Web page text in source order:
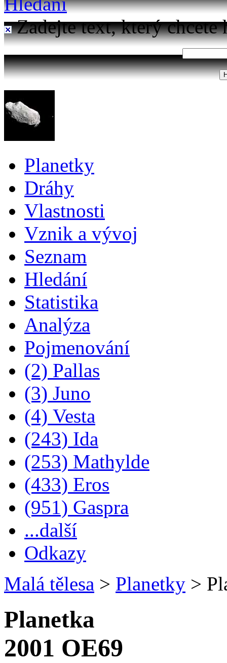
Zadejte text, který chcete
Planetky
Dráhy
Vlastnosti
Vznik a vývoj
Seznam
Hledání
Statistika
Analýza
Pojmenování
(2) Pallas
(3) Juno
(4) Vesta
(243) Ida
(253) Mathylde
(433) Eros
(951) Gaspra
...další
Odkazy
Malá tělesa > Planetky >
Planetka
2001 OE69